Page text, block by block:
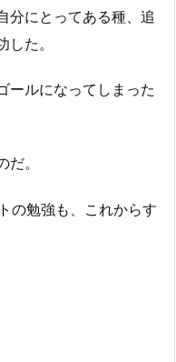
分にとってある種、追
た。
ールになってしまった
。
の勉強も、これからす